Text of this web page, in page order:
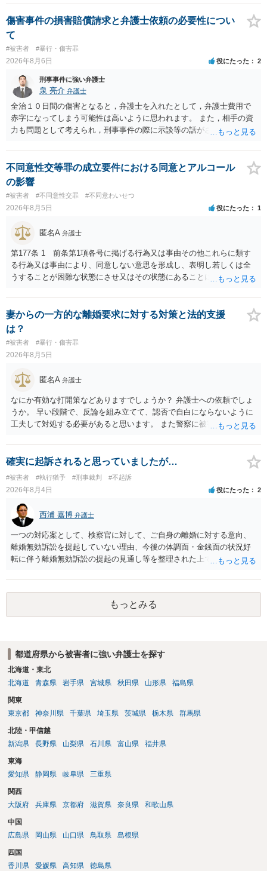
の程度だと聞いているのかということについて、お近くで詳細な法律
相談を受けられたうえで対処方法を探された方がよいと思われます。
一般論でいえば、任意取り調べの場合、ＩＣレコーダーを持参して取
り調べ内容を録音することは必須だと考えます。
傷害事件の損害賠償請求と弁護士依頼の必要性につい
て
#被害者 #暴行・傷害罪
2026年8月6日 役にたった 2
刑事事件に強い弁護士
泉 亮介 弁護士
全治１０日間の傷害となると，弁護士を入れたとして，弁護士費用で
赤字になってしまう可能性は高いように思われます。 また，相手の資
力も問題として考えられ，刑事事件の際に示談等の話がされなかった
う。
不同意性交等罪の成立要件における同意とアルコール
の影響
#被害者 #不同意性交罪 #不同意わいせつ
2026年8月5日 役にたった 1
匿名A 弁護士
第177条 1 前条第1項各号に掲げる行為又は事由その他これらに類す
る行為又は事由により、同意しない意思を形成し、表明し若しくは全
うすることが困難な状態にさせ又はその状態にあることに乗じて、性
く。）若しくは物を挿入する行為であってわいせつなもの（以下この
条及び第179条第2項において「性交等」という。）をした者は、婚姻
関係の有無にかかわらず、5年以上の有期拘禁刑に処する。 第176条 1
次に掲げる行為又は事由その他これらに類する行為又は事由により、
同意しない意思を形成し、表明し若しくは全うすることが困難な状態
にさせ又はその状態にあることに乗じて、わいせつな行為をした者
は、婚姻関係の有無にかかわらず、6月以上10年以下の拘禁刑に処す
る。 ③アルコール若しくは薬物を摂取させること又はそれらの影響が
あること。 以上の通りですから、アルコール摂取だけでなく、「同意
しない意思を形成し、表明し若しくは全うすることが困難な状態」で
あることが必要です。
妻からの一方的な離婚要求に対する対策と法的支援
は？
#被害者 #暴行・傷害罪
2026年8月5日
匿名A 弁護士
なにか有効な打開策などありますでしょうか？ 弁護士への依頼でしょ
うか。 早い段階で、反論を組み立てて、認否で自白にならないように
工夫して対処する必要があると思います。 また警察に被害届を出すと
告訴状を作って証拠をそろえて出すことでしょう。
確実に起訴されると思っていましたが…
#被害者 #執行猶予 #刑事裁判 #不起訴
2026年8月4日 役にたった 2
西浦 嘉博 弁護士
一つの対応案として、検察官に対して、ご自身の離婚に対する意向、
離婚無効訴訟を提起していない理由、今後の体調面・金銭面の状況好
転に伴う離婚無効訴訟の提起の見通し等を整理された上で、書面とし
検察官の処分判断の際、相談者さんの意向を示す証拠の一つとして位
置づけられる様に思われます。 より詳細についてお聞きになりたい場
合、最寄りの法律事務所での相談を検討ください
もっとみる
都道府県から被害者に強い弁護士を探す
北海道・東北
北海道
青森県 岩手県 宮城県 秋田県 山形県 福島県
関東
東京都
神奈川県 千葉県 埼玉県 茨城県 栃木県 群馬県
北陸・甲信越
新潟県
長野県 山梨県 石川県 富山県 福井県
東海
愛知県
静岡県 岐阜県 三重県
関西
大阪府
兵庫県 京都府 滋賀県 奈良県 和歌山県
中国
広島県
岡山県 山口県 鳥取県 島根県
四国
香川県
愛媛県 高知県 徳島県